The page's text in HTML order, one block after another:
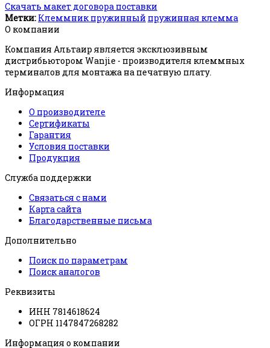
Скачать макет договора поставки
Метки: Клеммник пружинный пружинная клемма
О компании
Компания Альтаир является эксклюзивным
дистрибьютором Wanjie - производителя клеммных
терминалов для монтажа на печатную плату.
Информация
О производителе
Сертификаты
Гарантия
Условия поставки
Продукция
Служба поддержки
Связаться с нами
Карта сайта
Благодарственные письма
Дополнительно
Поиск по параметрам
Поиск аналогов
Реквизиты
ИНН 7814618624
ОГРН 1147847268282
Информация о компании